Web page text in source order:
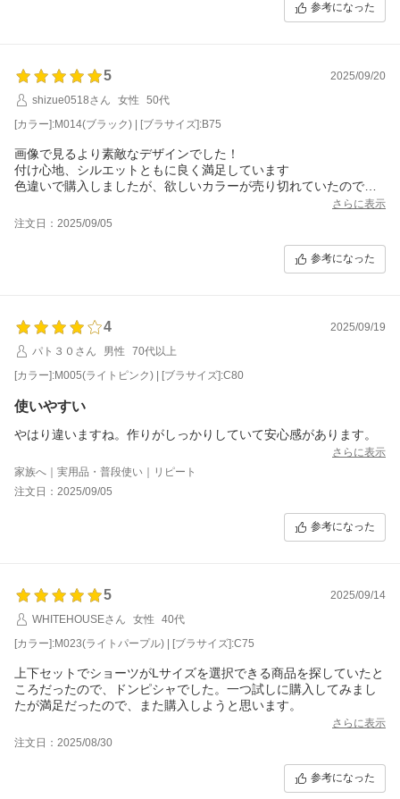
参考になった
5
2025/09/20
shizue0518さん
女性
50代
[カラー]:M014(ブラック) | [ブラサイズ]:B75
画像で見るより素敵なデザインでした！
付け心地、シルエットともに良く満足しています
色違いで購入しましたが、欲しいカラーが売り切れていたので再
さらに表示
注文日：2025/09/05
参考になった
4
2025/09/19
パト３０さん
男性
70代以上
[カラー]:M005(ライトピンク) | [ブラサイズ]:C80
使いやすい
やはり違いますね。作りがしっかりしていて安心感があります。
さらに表示
家族へ｜実用品・普段使い｜リピート
注文日：2025/09/05
参考になった
5
2025/09/14
WHITEHOUSEさん
女性
40代
[カラー]:M023(ライトパープル) | [ブラサイズ]:C75
上下セットでショーツがLサイズを選択できる商品を探していたと
ころだったので、ドンピシャでした。一つ試しに購入してみまし
たが満足だったので、また購入しようと思います。
さらに表示
注文日：2025/08/30
参考になった